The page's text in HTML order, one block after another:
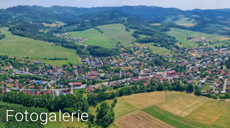
Fotogalerie